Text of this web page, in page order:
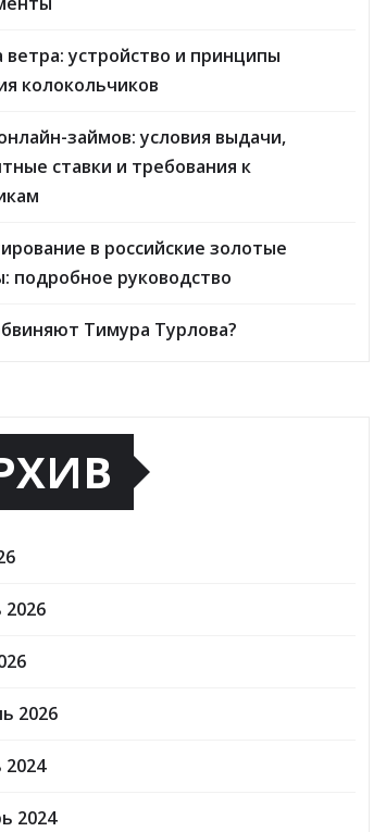
ветра: устройство и принципы
колокольчиков
займов: условия выдачи,
ставки и требования к
в российские золотые
подробное руководство
Тимура Турлова?
2026
2024